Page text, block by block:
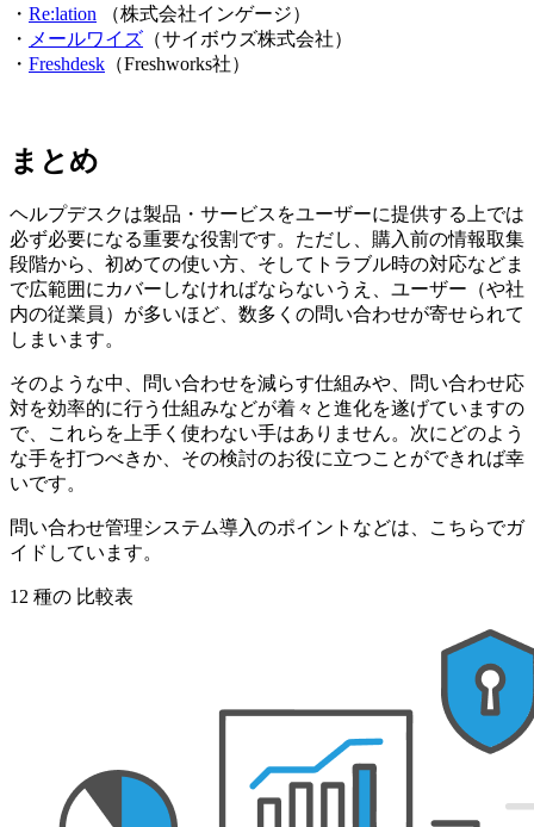
・ Re:lation （株式会社インゲージ）
・ メールワイズ （サイボウズ株式会社）
・ Freshdesk （Freshworks社）
まとめ
ヘルプデスクは製品・サービスをユーザーに提供する上では
必ず必要になる重要な役割です。ただし、購入前の情報取集
段階から、初めての使い方、そしてトラブル時の対応などま
で広範囲にカバーしなければならないうえ、ユーザー（や社
内の従業員）が多いほど、数多くの問い合わせが寄せられて
しまいます。
そのような中、問い合わせを減らす仕組みや、問い合わせ応
対を効率的に行う仕組みなどが着々と進化を遂げていますの
で、これらを上手く使わない手はありません。次にどのよう
な手を打つべきか、その検討のお役に立つことができれば幸
いです。
問い合わせ管理システム導入のポイントなどは、こちらでガ
イドしています。
12 種の 比較表